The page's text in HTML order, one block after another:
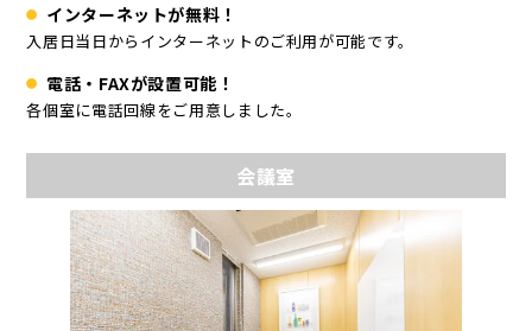
インターネットが無料！
入居日当日からインターネットのご利用が可能です。
電話・FAXが設置可能！
各個室に電話回線をご用意しました。
会議室